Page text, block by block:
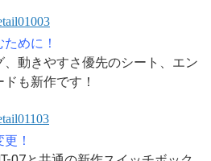
めに！
動きやすさ優先のシート、エン
も新作です！
！